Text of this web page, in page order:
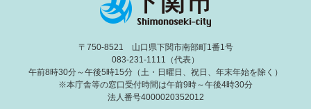
〒750-8521 山口県下関市南部町1番1号
083-231-1111（代表）
午前8時30分～午後5時15分（土・日曜日、祝日、年末年始を除く）
※本庁舎等の窓口受付時間は午前9時～午後4時30分
法人番号4000020352012